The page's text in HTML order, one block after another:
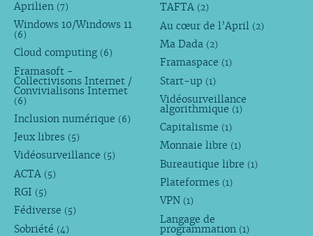
Aprilien (7)
Windows 10/Windows 11
(6)
Cloud computing (6)
Framasoft -
Collectivisons Internet /
Convivialisons Internet
(6)
Inclusion numérique (6)
Jeux libres (5)
Vidéosurveillance (5)
ACTA (5)
RGI (5)
Fédiverse (5)
Sobriété (4)
TAFTA (2)
Au cœur de l’April (2)
Ma Dada (2)
Framaspace (1)
Start-up (1)
Vidéosurveillance
algorithmique (1)
Capitalisme (1)
Monnaie libre (1)
Bureautique libre (1)
Plateformes (1)
VPN (1)
Langage de
programmation (1)